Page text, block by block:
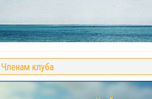
Членам клуба